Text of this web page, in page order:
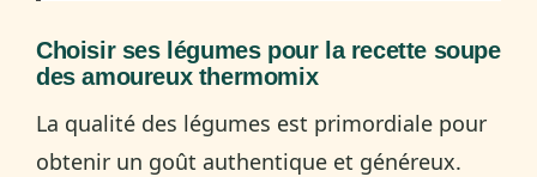
Choisir ses légumes pour la recette soupe
des amoureux thermomix
La qualité des légumes est primordiale pour
obtenir un goût authentique et généreux.